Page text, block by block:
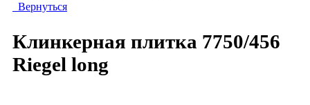
Вернуться
Клинкерная плитка 7750/456
Riegel long